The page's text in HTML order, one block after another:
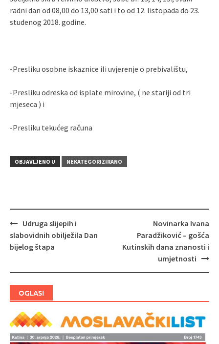
radni dan od 08,00 do 13,00 sati i to od 12. listopada do 23.
studenog 2018. godine.
-Presliku osobne iskaznice ili uvjerenje o prebivalištu,
-Presliku odreska od isplate mirovine, ( ne stariji od tri
mjeseca ) i
-Presliku tekućeg računa
OBJAVLJENO U NEKATEGORIZIRANO
Navigacija
objava
Udruga slijepih i
slabovidnih obilježila Dan
bijelog štapa
Novinarka Ivana
Paradžiković – gošća
Kutinskih dana znanosti i
umjetnosti
OGLASI